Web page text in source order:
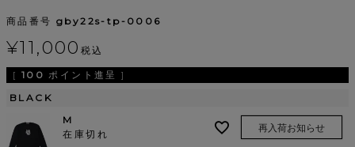
商品番号 gby22s-tp-0006
¥11,000 税込
[ 100 ポイント進呈 ]
BLACK
M
在庫切れ
再入荷お知らせ